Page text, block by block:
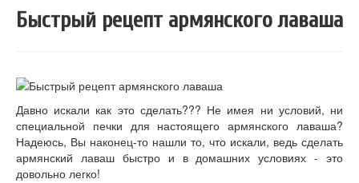
Очень простой вопрос
Вайшнавский календарь
Истории о святых
Цитаты из лекций, книг
Вегетарианские рецепты
Стихи о Кришне
Искры Истины
Статьи
Быстрый рецепт армянского лаваша
Давно искали как это сделать??? Не имея ни условий, ни
специальной печки для настоящего армянского лаваша?
Надеюсь, Вы наконец-то нашли то, что искали, ведь сделать
армянский лаваш быстро и в домашних условиях - это
довольно легко!